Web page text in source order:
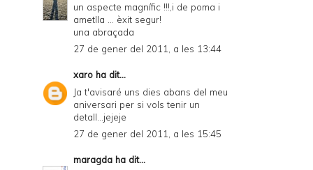
un aspecte magnífic !!!,i de poma i
ametlla ... èxit segur!
una abraçada
27 de gener del 2011, a les 13:44
xaro ha dit...
Ja t'avisaré uns dies abans del meu
aniversari per si vols tenir un
detall...jejeje
27 de gener del 2011, a les 15:45
maragda ha dit...